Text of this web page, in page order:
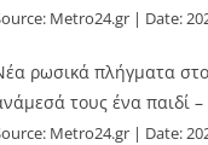
Metro24.gr Date:
ρωσικά πλήγματα στο
τους ένα παιδί
Metro24.gr Date: